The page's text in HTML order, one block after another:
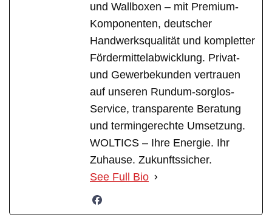
und Wallboxen – mit Premium-
Komponenten, deutscher
Handwerksqualität und kompletter
Fördermittelabwicklung. Privat-
und Gewerbekunden vertrauen
auf unseren Rundum-sorglos-
Service, transparente Beratung
und termingerechte Umsetzung.
WOLTICS – Ihre Energie. Ihr
Zuhause. Zukunftssicher.
See Full Bio